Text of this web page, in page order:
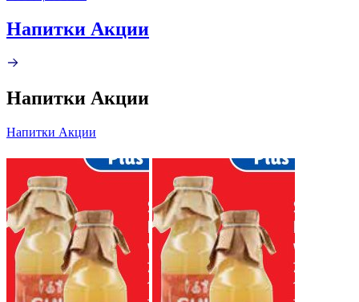
Напитки Акции
Напитки Акции
Напитки Акции